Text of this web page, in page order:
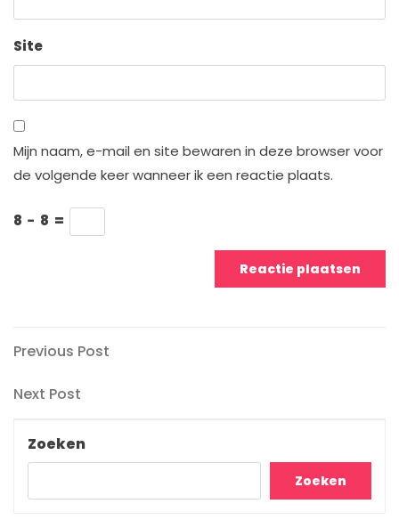
Site
Mijn naam, e-mail en site bewaren in deze browser voor
de volgende keer wanneer ik een reactie plaats.
8 − 8 =
Berichtnavigatie
Previous
Previous Post
Next
Next Post
Zoeken
Zoeken